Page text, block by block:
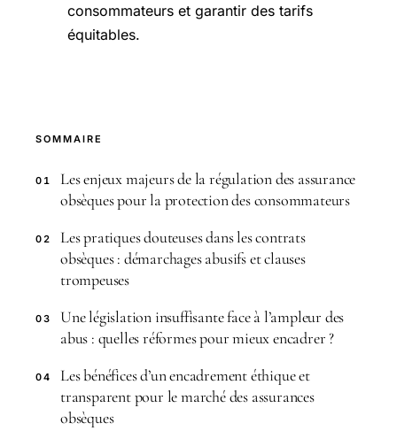
consommateurs et garantir des tarifs
équitables.
SOMMAIRE
01
Les enjeux majeurs de la régulation des assurance
obsèques pour la protection des consommateurs
02
Les pratiques douteuses dans les contrats
obsèques : démarchages abusifs et clauses
trompeuses
03
Une législation insuffisante face à l’ampleur des
abus : quelles réformes pour mieux encadrer ?
04
Les bénéfices d’un encadrement éthique et
transparent pour le marché des assurances
obsèques